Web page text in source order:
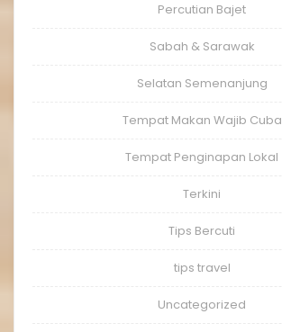
Percutian Bajet
Sabah & Sarawak
Selatan Semenanjung
Tempat Makan Wajib Cuba
Tempat Penginapan Lokal
Terkini
Tips Bercuti
tips travel
Uncategorized